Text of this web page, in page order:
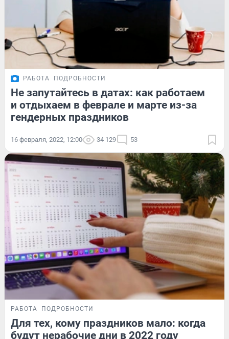
РАБОТА ПОДРОБНОСТИ
Не запутайтесь в датах: как работаем
и отдыхаем в феврале и марте из-за
гендерных праздников
16 февраля, 2022, 12:00 34 129 53
РАБОТА ПОДРОБНОСТИ
Для тех, кому праздников мало: когда
будут нерабочие дни в 2022 году